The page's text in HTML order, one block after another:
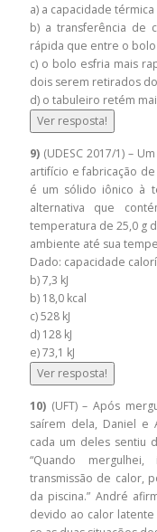
a) a capacidade
b) a transferência de
rápida que entre o bolo
c) o bolo esfria mais
dois serem retirados
d) o tabuleiro retém
Ver resposta!
9) (UDESC 2017/1) –
artifício e fabricação
é um sólido iônico à
alternativa que
temperatura de 25,0 g
ambiente até sua
Dado: capacidade
b) 7,3 kJ
b) 18,0 kcal
c) 528 kJ
d) 128 kJ
e) 73,1 kJ
Ver resposta!
10) (UFT) – Após
saírem dela, Daniel e
cada um deles sentiu
“Quando
transmissão de calor,
da piscina.” André
devido ao calor latente